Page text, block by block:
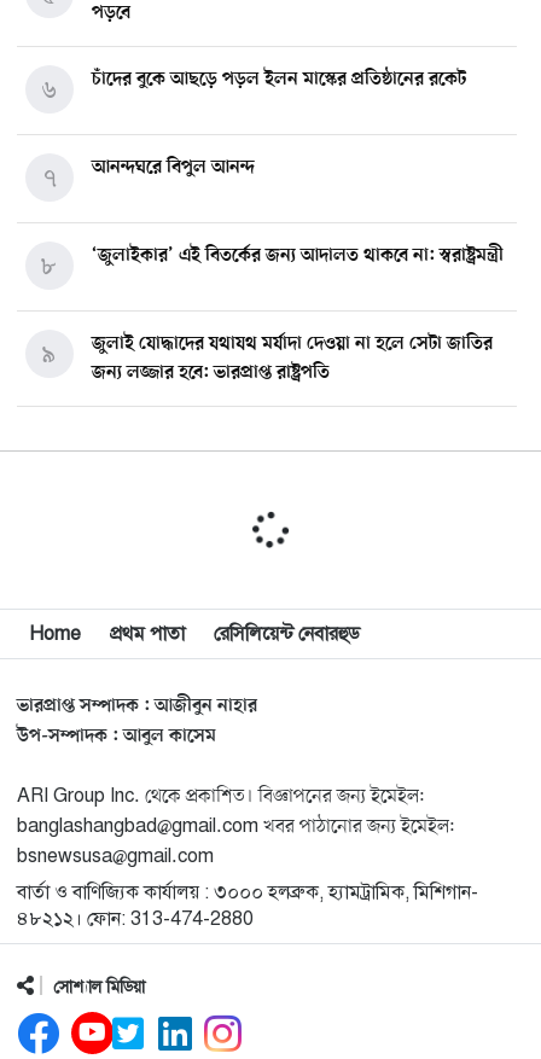
পড়বে
চাঁদের বুকে আছড়ে পড়ল ইলন মাস্কের প্রতিষ্ঠানের রকেট
৬
আনন্দঘরে বিপুল আনন্দ
৭
‘জুলাইকার’ এই বিতর্কের জন্য আদালত থাকবে না: স্বরাষ্ট্রমন্ত্রী
৮
জুলাই যোদ্ধাদের যথাযথ মর্যাদা দেওয়া না হলে সেটা জাতির
জন্য লজ্জার হবে: ভারপ্রাপ্ত রাষ্ট্রপতি
৯
১০
মিশিগানে দক্ষিণ সুরমা ওয়েলফেয়ার অ্যাসোসিয়েশনের
বিশ্বজুড়ে কূটনৈতিক পুনর্বিন্যাস, ৫ অঞ্চলে মিশন বন্ধ করছে
যুক্তরাষ্ট্র
১২
মিশিগানে ফ্রেন্ডস এন্ড ফ্যামিলির বনভোজনে প্রাণের উচ্ছ্বাস
১৩
মিশিগানে ডেমোক্র্যাটদের প্রাইমারিতে আল-সাইয়েদকে হারাতে
কেন এত মরিয়া ইসারায়েলি লবি এআইপ্যাক
১৪
মুনা দাওয়াহ কনফারেন্স ২০২৬ সম্পর্কে প্রেস ব্রিফিং
১৫
শেখ হাসিনার সঙ্গে সংবাদ সম্মেলনে থাকছেন সাকিব আল
হাসান
১৬
Home প্রথম পাতা রেসিলিয়েন্ট নেবারহুড
ভারপ্রাপ্ত সম্পাদক : আজীবুন নাহার
উপ-সম্পাদক : আবুল কাসেম
ARI Group Inc. থেকে প্রকাশিত। বিজ্ঞাপনের জন্য ইমেইল:
banglashangbad@gmail.com খবর পাঠানোর জন্য ইমেইল:
bsnewsusa@gmail.com
বার্তা ও বাণিজ্যিক কার্যালয় : ৩০০০ হলব্রুক, হ্যামট্রামিক, মিশিগান-
৪৮২১২। ফোন: 313-474-2880
সোশ্যাল মিডিয়া